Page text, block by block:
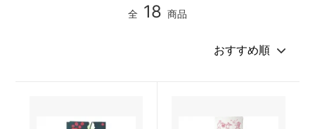
全 18 商品